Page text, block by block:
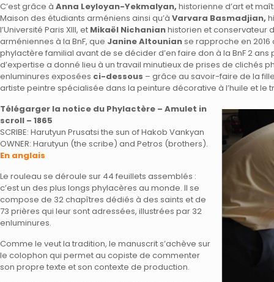
C’est grâce à Anna Leyloyan-Yekmalyan, historienne d’art et
Maison des étudiants arméniens ainsi qu’à Varvara Basmadjian,
l’Université Paris XIII, et Mikaël Nichanianhistorien et conservateur
arméniennes à la BnF, que Janine Altounianse rapproche en
phylactère familial avant de se décider d’en faire don à la BnF 2 ans
d’expertise a donné lieu à un travail minutieux de prises de clichés
enluminures exposées ci-dessous – grâce au savoir-faire de la
artiste peintre spécialisée dans la peinture décorative à l’huile et le
Télégarger la notice du Phylactère – Amulet in
scroll – 1865
SCRIBE: Harutyun Prusatsi the sun of Hakob Vankyan
OWNER: Harutyun (the scribe) and Petros (brothers).
En anglais
Le rouleau se déroule sur 44 feuillets assemblés :
c’est un des plus longs phylacères au monde. Il se
compose de 32 chapîtres dédiés à des saints et de
73 prières qui leur sont adressées, illustrées par 32
enluminures.
Comme le veut la tradition, le manuscrit s’achève sur
le colophon qui permet au copiste de commenter
son propre texte et son contexte de production.